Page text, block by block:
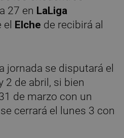
27 en LaLiga
Elche de recibirá al
jornada se disputará el
2 de abril, si bien
de marzo con un
cerrará el lunes 3 con